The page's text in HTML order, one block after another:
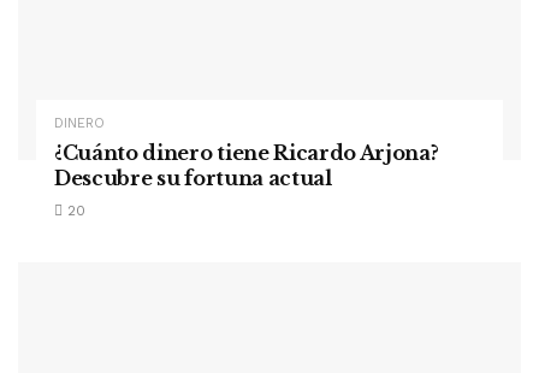
DINERO
¿Cuánto dinero tiene Ricardo Arjona?
Descubre su fortuna actual
20